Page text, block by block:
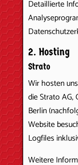
Detaillierte
2. Hosting
Strato
Wir hosten
die Strato AG,
Berlin
Website
Logfiles
Weitere